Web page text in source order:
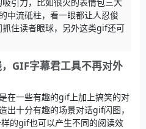
中流砥柱，看一眼都让人忍俊
住读者眼球，另外这类gif还可
GIF字幕君工具不再对外
在一些有趣的gif上加上搞笑的对
出十分有趣的场景对话gif闪图，
的gif也可以产生不同的阅读效